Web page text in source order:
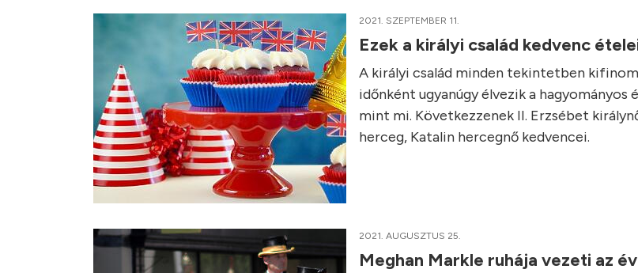
2021. SZEPTEMBER 11.
Ezek a királyi család kedvenc
A királyi család minden tekintetben
időnként ugyanúgy élvezik a hagyományos
mint mi. Következzenek II. Erzsébet
herceg, Katalin hercegnő kedvencei.
2021. AUGUSZTUS 25.
Meghan Markle ruhája vezeti az